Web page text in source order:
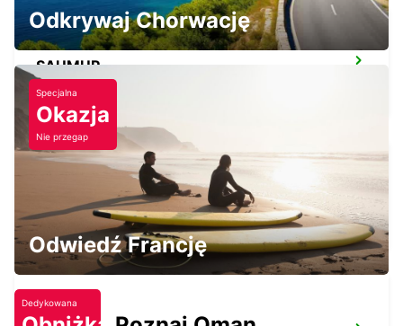
SAUMUR
SAUMUR - FRANCE
CHOLET RAILWAY STATION
CHOLET - FRANCE
Odkrywaj Chorwację
Specjalna
Okazja
Nie przegap
Odwiedź Francję
Dedykowana